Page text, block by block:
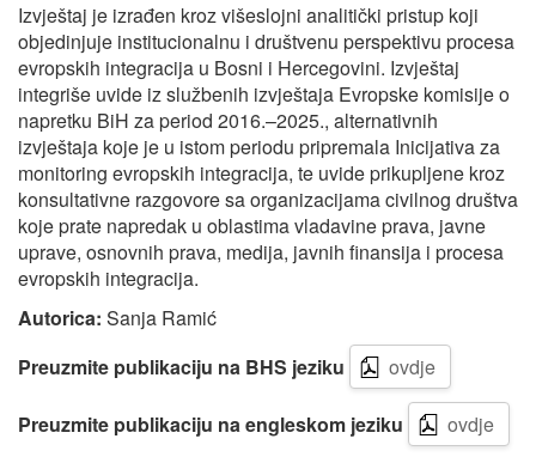
Izvještaj je izrađen kroz višeslojni analitički pristup koji
objedinjuje institucionalnu i društvenu perspektivu procesa
evropskih integracija u Bosni i Hercegovini. Izvještaj
integriše uvide iz službenih izvještaja Evropske komisije o
napretku BiH za period 2016.–2025., alternativnih
izvještaja koje je u istom periodu pripremala Inicijativa za
monitoring evropskih integracija, te uvide prikupljene kroz
konsultativne razgovore sa organizacijama civilnog društva
koje prate napredak u oblastima vladavine prava, javne
uprave, osnovnih prava, medija, javnih finansija i procesa
evropskih integracija.
Autorica: Sanja Ramić
Preuzmite publikaciju na BHS jeziku
ovdje
Preuzmite publikaciju na engleskom jeziku
ovdje